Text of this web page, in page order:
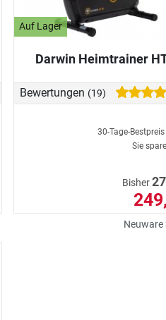
Auf Lager
Darwin Heimtrainer
Bewertungen (19)
30-Tage-Bestpreis
Sie
Bisher
249,
Neuware